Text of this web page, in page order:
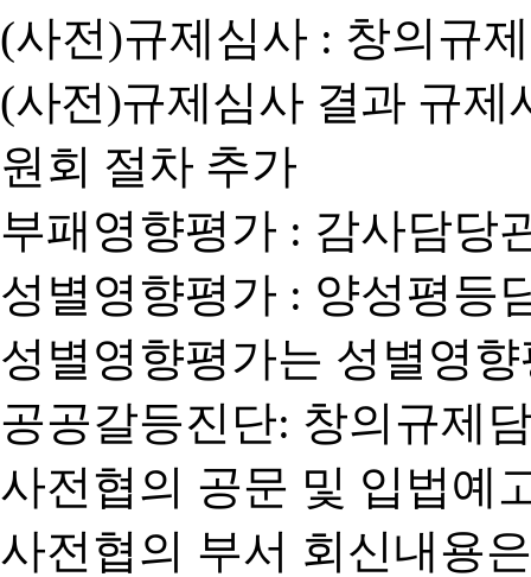
(사전)규제심사 : 창의규
(사전)규제심사 결과 규
원회 절차 추가
부패영향평가 : 감사담당
성별영향평가 : 양성평등
성별영향평가는 성별영
공공갈등진단: 창의규제
사전협의 공문 및 입법예
사전협의 부서 회신내용